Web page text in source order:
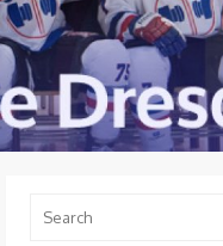
for: